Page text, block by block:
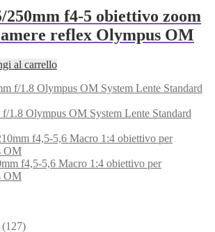
250mm f4-5 obiettivo zoom
reflex Olympus OM
al carrello
1.8 Olympus OM System Lente Standard
f4,5-5,6 Macro 1:4 obiettivo per
OM
(127)